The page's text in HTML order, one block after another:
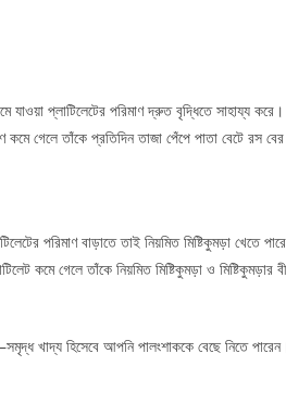
প্লাটিলেটের পরিমাণ দ্রুত বৃদ্ধিতে সাহায্য
গেলে তাঁকে প্রতিদিন তাজা পেঁপে পাতা বেটে রস
পরিমাণ বাড়াতে তাই নিয়মিত মিষ্টিকুমড়া খেতে
কমে গেলে তাঁকে নিয়মিত মিষ্টিকুমড়া ও মিষ্টিকুমড়ার
খাদ্য হিসেবে আপনি পালংশাককে বেছে নিতে